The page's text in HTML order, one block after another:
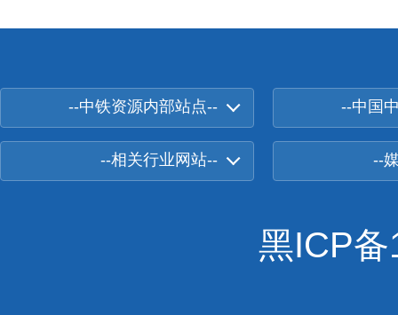
--中铁资源内部站点-- --中国
--相关行业网站-- --
黑ICP